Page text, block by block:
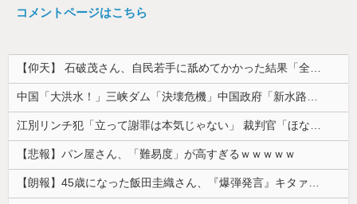
コメントページはこちら
【仰天】 石破茂さん、自民若手に舐めてかかった結果「全てを失うｗｗｗｗｗ」
中国「大洪水！」三峡ダム「決壊危機」中国政府「新水路建設！（三峡新水路」現場職員「内部情報公開！（失踪」湖南省「三峡放流情報（画像」台風13号「...
江別リンチ犯「立って謝罪は本気じゃない」 裁判官「ほな裁判で土下座してないキミは本気じゃないな」
【悲報】パン屋さん、「難易度」が高すぎるｗｗｗｗｗ
【朗報】45歳になった飯田圭織さん、『爆弾発言』キタァアアアアーーーー！！